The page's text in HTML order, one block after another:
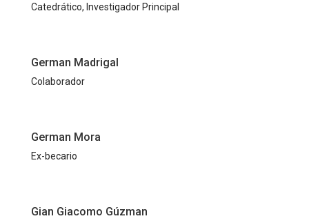
Catedrático, Investigador Principal
German Madrigal
Colaborador
German Mora
Ex-becario
Gian Giacomo Gúzman